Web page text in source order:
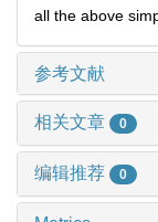
all the above
参考文献
相关文章 0
编辑推荐 0